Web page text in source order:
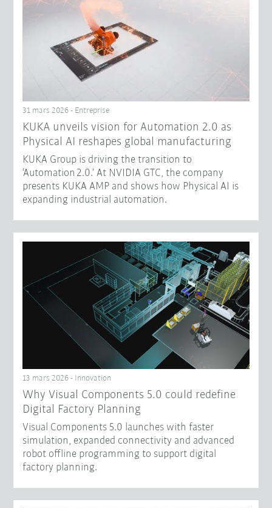
31 mars 2026 - Entreprise
​KUKA unveils vision for Automation 2.0 as
Physical AI reshapes global manufacturing​
KUKA Group is driving the transition to
‘Automation 2.0.’ At NVIDIA GTC, the company
presents KUKA AMP and shows how Physical AI is
expanding industrial automation.
13 mars 2026 - Innovation
Why Visual Components 5.0 could redefine
Digital Factory Planning
Visual Components 5.0 launches with faster
simulation, expanded connectivity and advanced
robot offline programming to support digital
factory planning.